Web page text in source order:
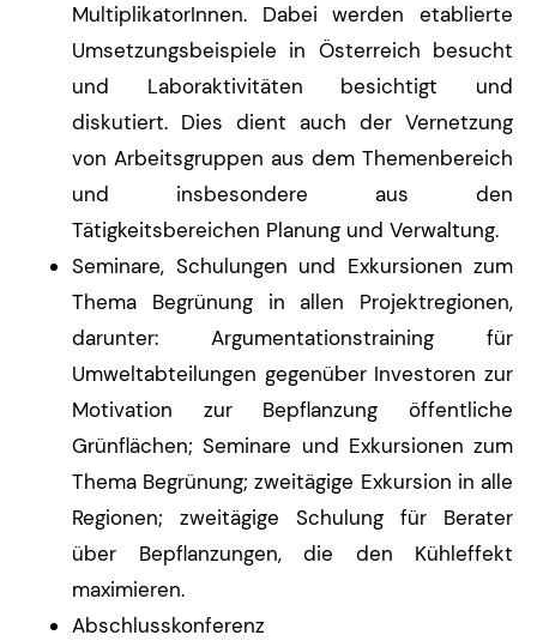
MultiplikatorInnen. Dabei werden etablierte
Umsetzungsbeispiele in Österreich besucht
und Laboraktivitäten besichtigt und
diskutiert. Dies dient auch der Vernetzung
von Arbeitsgruppen aus dem Themenbereich
und insbesondere aus den
Tätigkeitsbereichen Planung und Verwaltung.
Seminare, Schulungen und Exkursionen zum
Thema Begrünung in allen Projektregionen,
darunter: Argumentationstraining für
Umweltabteilungen gegenüber Investoren zur
Motivation zur Bepflanzung öffentliche
Grünflächen; Seminare und Exkursionen zum
Thema Begrünung; zweitägige Exkursion in alle
Regionen; zweitägige Schulung für Berater
über Bepflanzungen, die den Kühleffekt
maximieren.
Abschlusskonferenz